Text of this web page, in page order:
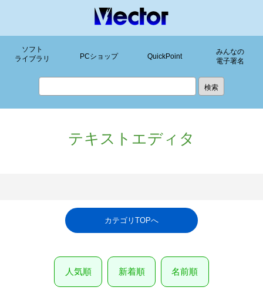
ソフト
ライブラリ
PCショップ QuickPoint
みんなの
電子署名
テキストエディタ
カテゴリTOPへ
人気順 新着順 名前順